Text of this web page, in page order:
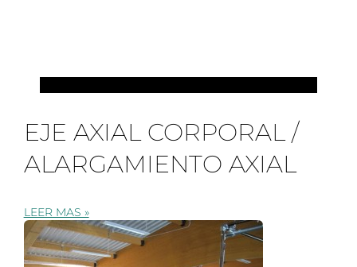
EJE AXIAL CORPORAL /
ALARGAMIENTO AXIAL
LEER MAS »